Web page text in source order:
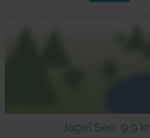
Jagel See 9,9